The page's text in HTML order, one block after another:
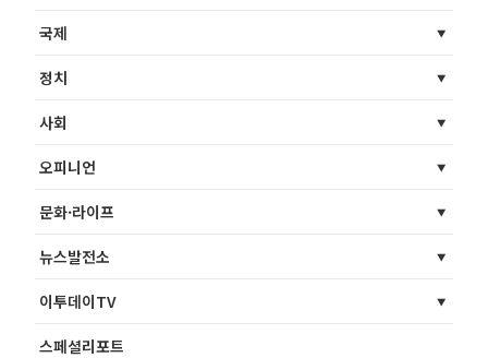
국제
정치
사회
오피니언
문화·라이프
뉴스발전소
이투데이TV
스페셜리포트